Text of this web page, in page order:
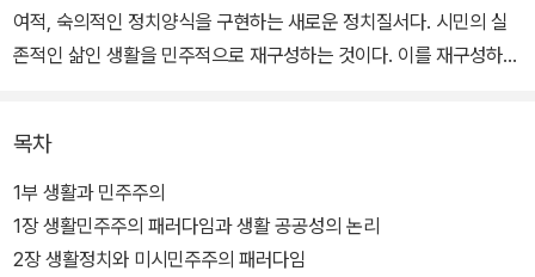
여적, 숙의적인 정치양식을 구현하는 새로운 정치질서다. 시민의 실
존적인 삶인 생활을 민주적으로 재구성하는 것이다. 이를 재구성하는
생활민주주의는 모든 이를 위한 민주주의이자 모든 이를 위한 정치
다. 이 시대에 서로 다른 삶을 가르는 계급과 계층, 지역 등은 더 이상
유용한 불평등의 잣대가 될 수 없다. 고도로 유연화된 노동시장과 훨
목차
1부 생활과 민주주의
1장 생활민주주의 패러다임과 생활 공공성의 논리
2장 생활정치와 미시민주주의 패러다임